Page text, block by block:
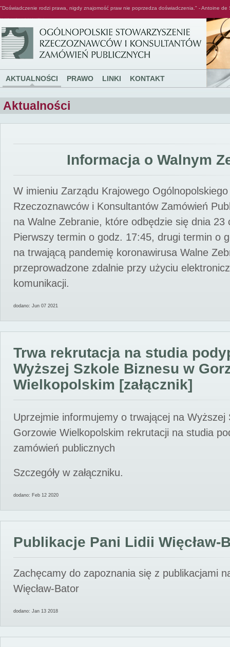
"Doświadczenie rodzi prawa, nigdy znajomość praw nie poprzedza doświadczenia." - Antoine de
AKTUALNOŚCI PRAWO LINKI KONTAKT
Aktualności
Informacja o Walnym
W imieniu Zarządu Krajowego
Rzeczoznawców i Konsultantów Zamówień
na Walne Zebranie, które odbędzie się dnia 23
Pierwszy termin o godz. 17:45, drugi termin o
na trwającą pandemię koronawirusa Walne
przeprowadzone zdalnie przy użyciu
komunikacji.
dodano: Jun 07 2021
Trwa rekrutacja na studia
Wyższej Szkole Biznesu w
Wielkopolskim [załącznik]
Uprzejmie informujemy o trwającej na Wyższej
Gorzowie Wielkopolskim rekrutacji na studia
zamówień publicznych
Szczegóły w załączniku.
dodano: Feb 12 2020
Publikacje Pani Lidii Więcław-
Zachęcamy do zapoznania się z publikacjami
Więcław-Bator
dodano: Jan 13 2018